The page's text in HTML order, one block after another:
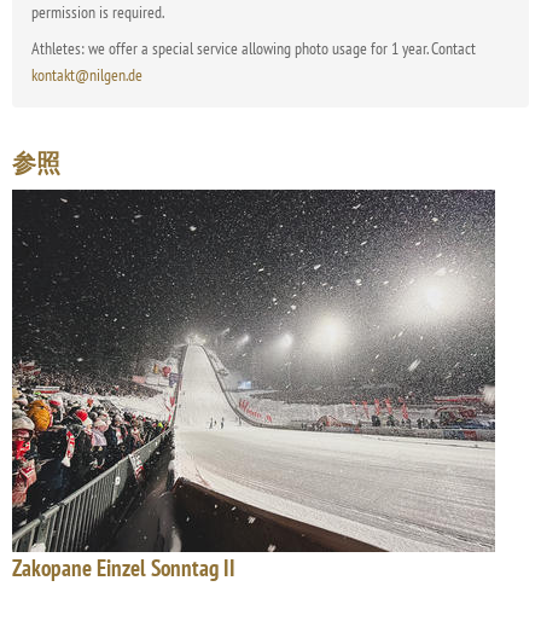
permission is required.
Athletes: we offer a special service allowing photo usage for 1 year. Contact
kontakt@nilgen.de
参照
Zakopane Einzel Sonntag II